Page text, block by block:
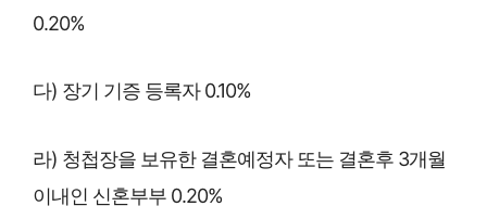
0.20%
다) 장기 기증 등록자 0.10%
라) 청첩장을 보유한 결혼예정자 또는 결혼후 3개월
이내인 신혼부부 0.20%